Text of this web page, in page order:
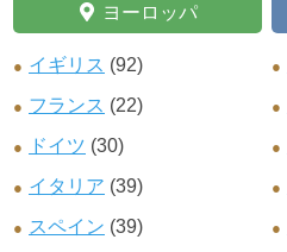
ヨーロッパ
イギリス (92)
フランス (22)
ドイツ (30)
イタリア (39)
スペイン (39)